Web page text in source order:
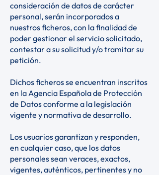
consideración de datos de carácter
personal, serán incorporados a
nuestros ficheros, con la finalidad de
poder gestionar el servicio solicitado,
contestar a su solicitud y/o tramitar su
petición.
Dichos ficheros se encuentran inscritos
en la Agencia Española de Protección
de Datos conforme a la legislación
vigente y normativa de desarrollo.
Los usuarios garantizan y responden,
en cualquier caso, que los datos
personales sean veraces, exactos,
vigentes, auténticos, pertinentes y no